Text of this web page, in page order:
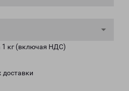
1 кг (включая НДС)
доставки